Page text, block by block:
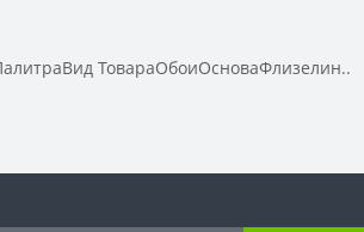
ТовараОбоиОсноваФлизелин..